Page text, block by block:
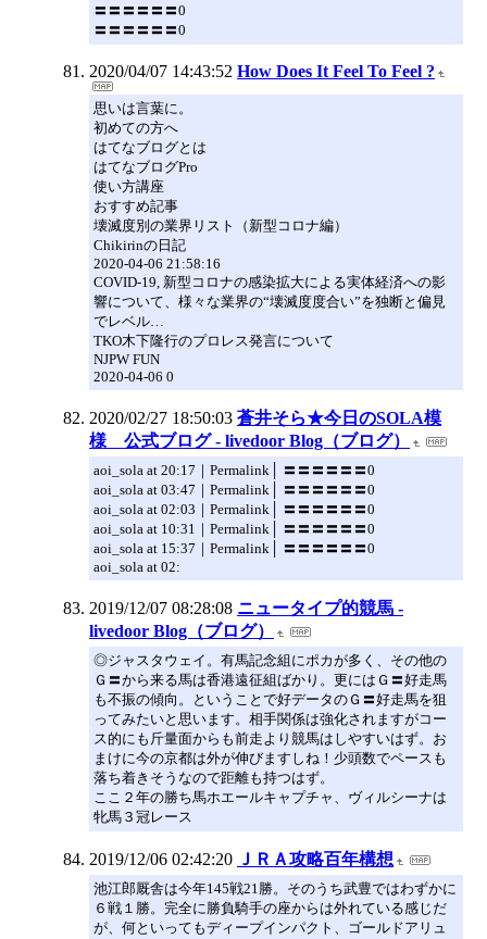
〓〓〓〓〓〓0
〓〓〓〓〓〓0
2020/04/07 14:43:52 How Does It Feel To Feel ?
思いは言葉に。
初めての方へ
はてなブログとは
はてなブログPro
使い方講座
おすすめ記事
壊滅度別の業界リスト（新型コロナ編）
Chikirinの日記
2020-04-06 21:58:16
COVID-19, 新型コロナの感染拡大による実体経済への影
響について、様々な業界の“壊滅度度合い”を独断と偏見
でレベル…
TKO木下隆行のプロレス発言について
NJPW FUN
2020-04-06 0
2020/02/27 18:50:03 蒼井そら★今日のSOLA模
様 公式ブログ - livedoor Blog（ブログ）
aoi_sola at 20:17｜Permalink│ 〓〓〓〓〓〓0
aoi_sola at 03:47｜Permalink│ 〓〓〓〓〓〓0
aoi_sola at 02:03｜Permalink│ 〓〓〓〓〓〓0
aoi_sola at 10:31｜Permalink│ 〓〓〓〓〓〓0
aoi_sola at 15:37｜Permalink│ 〓〓〓〓〓〓0
aoi_sola at 02:
2019/12/07 08:28:08 ニュータイプ的競馬 -
livedoor Blog（ブログ）
◎ジャスタウェイ。有馬記念組にポカが多く、その他の
Ｇ〓から来る馬は香港遠征組ばかり。更にはＧ〓好走馬
も不振の傾向。ということで好データのＧ〓好走馬を狙
ってみたいと思います。相手関係は強化されますがコー
ス的にも斤量面からも前走より競馬はしやすいはず。お
まけに今の京都は外が伸びますしね！少頭数でペースも
落ち着きそうなので距離も持つはず。
ここ２年の勝ち馬ホエールキャプチャ、ヴィルシーナは
牝馬３冠レース
2019/12/06 02:42:20 ＪＲＡ攻略百年構想
池江郎厩舎は今年145戦21勝。そのうち武豊ではわずかに
６戦１勝。完全に勝負騎手の座からは外れている感じだ
が、何といってもディープインパクト、ゴールドアリュ